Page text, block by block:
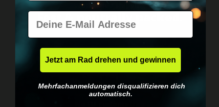
Worldwide shipping
Fast & neutrally packed.
E-Mail
Jetzt am Rad drehen und gewinnen
Mehrfachanmeldungen disqualifizieren dich
automatisch.